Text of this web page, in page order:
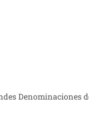
Denominaciones